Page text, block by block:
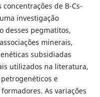
de B-Cs-
investigação
desses pegmatitos,
minerais,
subsidiadas
utilizados na literatura,
e
As variações